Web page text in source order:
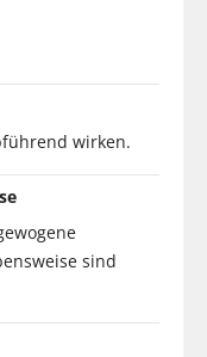
wirken.
sind